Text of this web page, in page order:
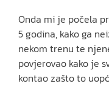
Onda mi je počela
5 godina, kako ga
nekom trenu te
povjerovao kako je
kontao zašto to